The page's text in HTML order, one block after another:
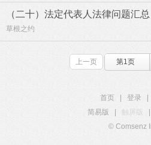
（二十）法定代表人法律问题汇总
草根之约
上一页 第1页
首页 登录
简易版
触屏版
© Comsenz